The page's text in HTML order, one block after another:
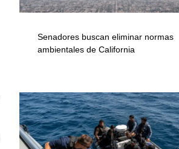
Senadores buscan eliminar normas
ambientales de California